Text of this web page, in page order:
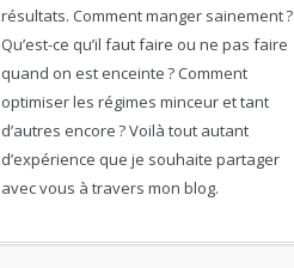
résultats. Comment manger sainement ?
Qu’est-ce qu’il faut faire ou ne pas faire
quand on est enceinte ? Comment
optimiser les régimes minceur et tant
d’autres encore ? Voilà tout autant
d’expérience que je souhaite partager
avec vous à travers mon blog.